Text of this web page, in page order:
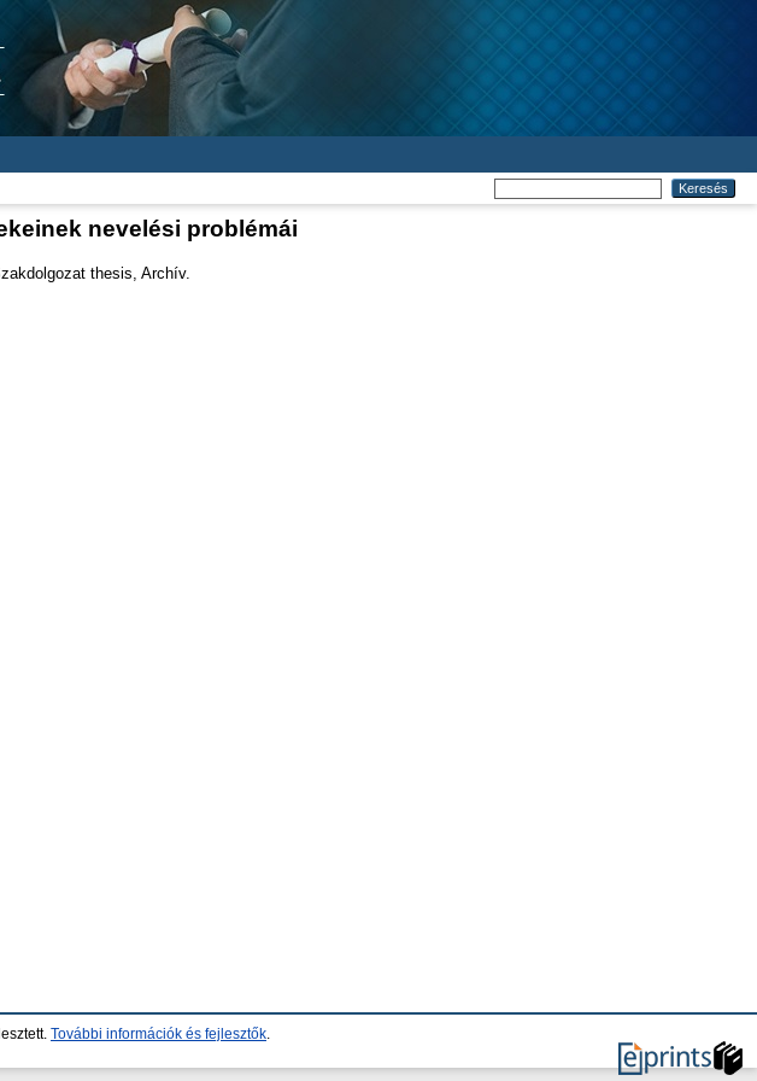
nevelési problémái
thesis, Archív.
További információk és fejlesztők